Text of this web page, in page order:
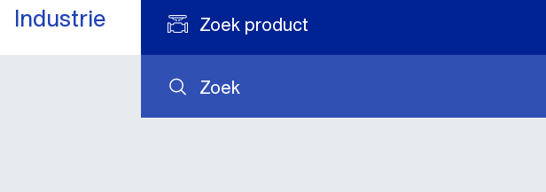
Industrie
Zoek
Zoek product